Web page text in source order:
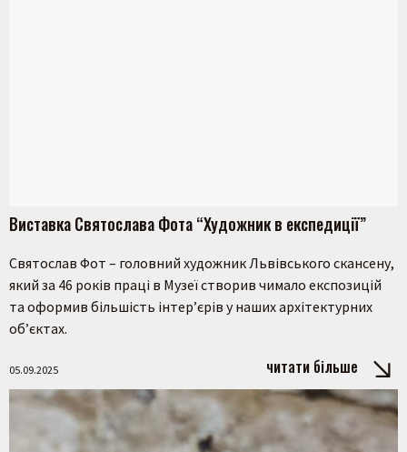
Шукати
Виставка Святослава Фота “Художник в експедиції”
Святослав Фот – головний художник Львівського скансену,
який за 46 років праці в Музеї створив чимало експозицій
та оформив більшість інтер’єрів у наших архітектурних
об’єктах.
05.09.2025 читати більше